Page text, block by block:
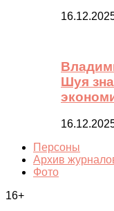
Шуя
Персоны
Архив
Фото
16+